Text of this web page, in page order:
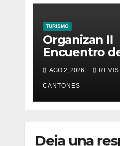
TURISMO
Organizan II
Encuentro
Nacional en
Manuel
AGO 2, 2026
CANTONES
Deja una